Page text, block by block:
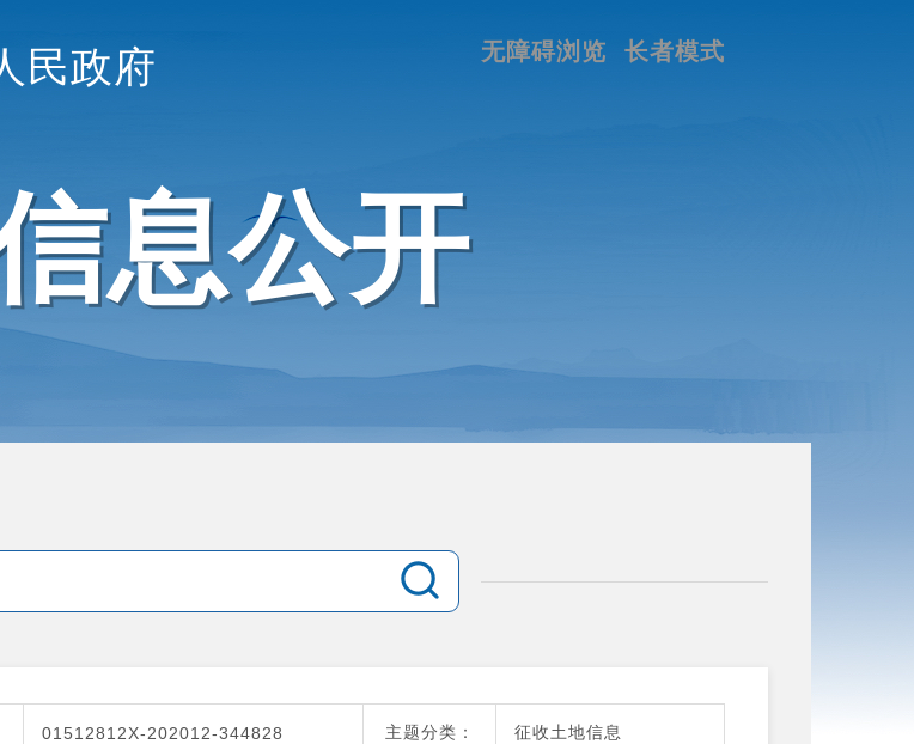
民政府 长者模式
无障碍浏览
息公开
01512812X-202012-344828 主题分类： 征收土地信息